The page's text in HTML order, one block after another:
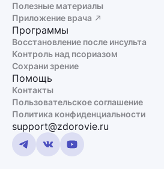
Полезные материалы
Приложение врача
Программы
Восстановление после инсульта
Контроль над псориазом
Сохрани зрение
Помощь
Контакты
Пользовательское соглашение
Политика конфиденциальности
support@zdorovie.ru